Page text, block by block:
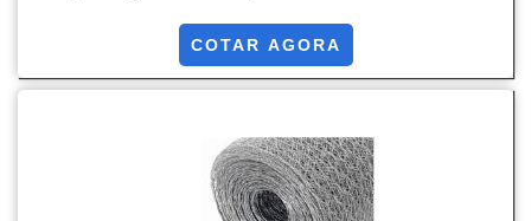
de obra da Paraná Telas alcançará assertividade com
soluções para gradis, concertinas, telas, ou qualquer
de cercamento. DIFERENCIAIS IMPORTANTES DE
FÁBRICA DE GRADIL A Paraná Telas centraliza seus
esforços em produzir uma estrutura para os
COTAR AGORA